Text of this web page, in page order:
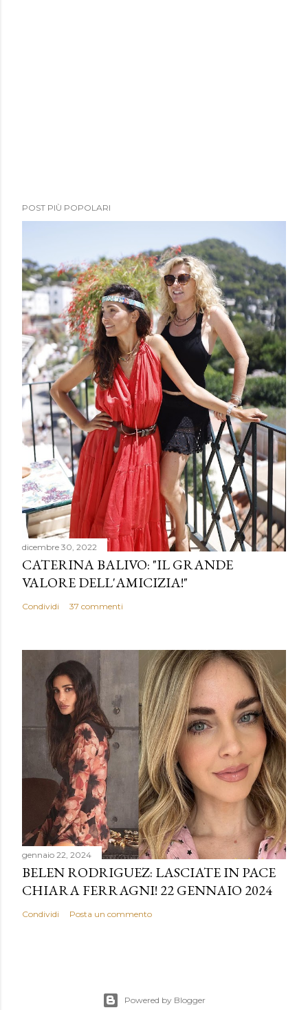
POST PIÙ POPOLARI
dicembre 30, 2022
CATERINA BALIVO: "IL GRANDE
VALORE DELL'AMICIZIA!"
Condividi 37 commenti
gennaio 22, 2024
BELEN RODRIGUEZ: LASCIATE IN PACE
CHIARA FERRAGNI! 22 GENNAIO 2024
Condividi Posta un commento
Powered by Blogger